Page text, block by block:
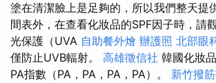
塗在清潔臉上是足夠的，所以我們整天提
間表外，在查看化妝品的SPF因子時，請
光保護（UVA 自助餐外燴 辦護照 北部眼
僅防止UVB輻射。 高雄徵信社 韓國化妝
PA指數（PA，PA，PA，PA）。 新竹撥